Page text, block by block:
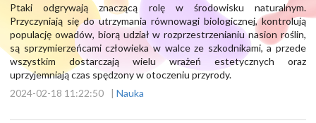
Ptaki odgrywają znaczącą rolę w środowisku naturalnym.
Przyczyniają się do utrzymania równowagi biologicznej, kontrolują
populację owadów, biorą udział w rozprzestrzenianiu nasion roślin,
są sprzymierzeńcami człowieka w walce ze szkodnikami, a przede
wszystkim dostarczają wielu wrażeń estetycznych oraz
uprzyjemniają czas spędzony w otoczeniu przyrody.
2024-02-18 11:22:50
| Nauka